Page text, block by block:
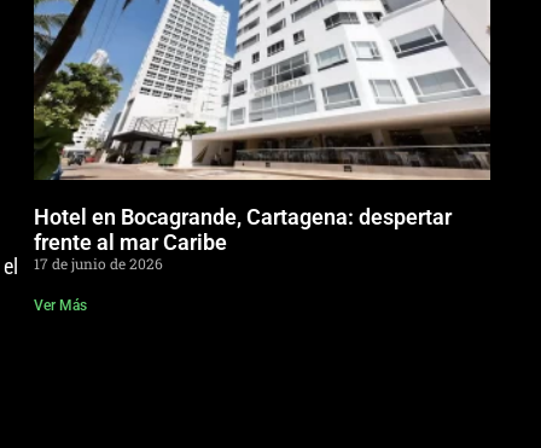
Hotel en Bocagrande, Cartagena: despertar
frente al mar Caribe
17 de junio de 2026
Ver Más